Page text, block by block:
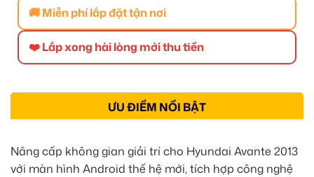
🚚 Miễn phí lắp đặt tận nơi
❤️ Lắp xong hài lòng mới thu tiền
ƯU ĐIỂM NỔI BẬT
Nâng cấp không gian giải trí cho Hyundai Avante 2013
với màn hình Android thế hệ mới, tích hợp công nghệ